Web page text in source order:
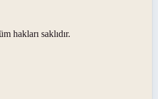
hakları saklıdır.